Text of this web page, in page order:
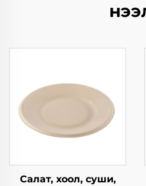
Салат, хоол, суши,